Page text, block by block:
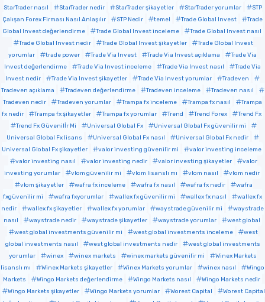
StarTrader nasıl
StarTrader nedir StarTrader şikayetler StarTrader yorumlar
STP
Çalışan Forex Firması Nasıl Anlaşılır
STP Nedir temel Trade Global Invest
Trade
Global Invest değerlendirme
Trade Global Invest inceleme
Trade Global Invest nasıl
Trade Global Invest nedir
Trade Global Invest şikayetler
Trade Global Invest
yorumlar
trade power Trade Via Invest Trade Via Invest açıklama
Trade Via
Invest değerlendirme
Trade Via Invest inceleme Trade Via Invest nasıl
Trade Via
Invest nedir
Trade Via Invest şikayetler Trade Via Invest yorumlar
Tradeven
Tradeven açıklama
Tradeven değerlendirme Tradeven inceleme
Tradeven nasıl
Tradeven nedir
Tradeven yorumlar Trampa fx inceleme Trampa fx nasıl
Trampa
fx nedir
Trampa fx şikayetler Trampa fx yorumlar Trend Trend Forex
Trend Fx
Trend Fx Güvenilİr Mi
Universal Global Fx
Universal Global Fx güvenilir mi
Universal Global Fx lisans
Universal Global Fx nasıl
Universal Global Fx nedir
Universal Global Fx şikayetler
valor investing güvenilir mi
valor investing inceleme
valor investing nasıl
valor investing nedir valor investing şikayetler
valor
investing yorumlar
vlom güvenilir mi vlom lisanslı mı vlom nasıl
vlom nedir
vlom şikayetler
wafra fx inceleme wafra fx nasıl wafra fx nedir
wafra
fxgüvenilir mi
wafra fxyorumlar wallex fx güvenilir mi wallex fx nasıl
wallex fx
nedir
wallex fx şikayetler wallex fx yorumlar waystrade güvenilir mi
waystrade
nasıl
waystrade nedir waystrade şikayetler waystrade yorumlar
west global
west global investments güvenilir mi
west global investments inceleme
west
global investments nasıl
west global investments nedir
west global investments
yorumlar
winex winex markets winex markets güvenilir mi
Winex Markets
lisanslı mı
Winex Markets şikayetler Winex Markets yorumlar winex nasıl
Wingo
Markets
Wingo Markets değerlendirme Wingo Markets nasıl
Wingo Markets nedir
Wingo Markets şikayetler
Wingo Markets yorumlar Worest Capital
Worest Capital